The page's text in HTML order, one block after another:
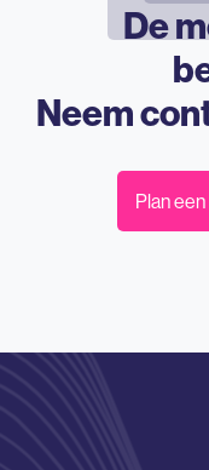
De
Neem
Plan